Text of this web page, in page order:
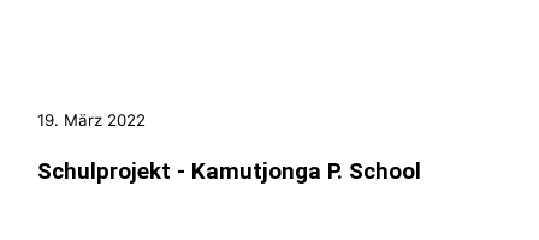
19. März 2022
Schulprojekt - Kamutjonga P. School